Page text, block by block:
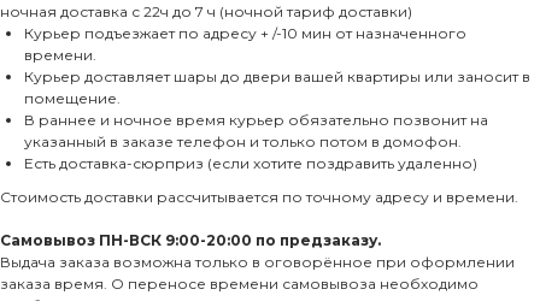
ночная доставка с 22ч до 7 ч (ночной тариф доставки)
Курьер подъезжает по адресу + /-10 мин от назначенного
времени.
Курьер доставляет шары до двери вашей квартиры или заносит в
помещение.
В раннее и ночное время курьер обязательно позвонит на
указанный в заказе телефон и только потом в домофон.
Есть доставка-сюрприз (если хотите поздравить удаленно)
Стоимость доставки рассчитывается по точному адресу и времени.
Самовывоз ПН-ВСК 9:00-20:00 по предзаказу.
Выдача заказа возможна только в оговорённое при оформлении
заказа время. О переносе времени самовывоза необходимо